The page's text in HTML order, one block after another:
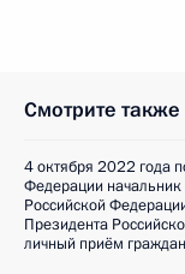
Смотрите также
4 октября 2022 года
Федерации начальник
Российской
Президента
личный приём